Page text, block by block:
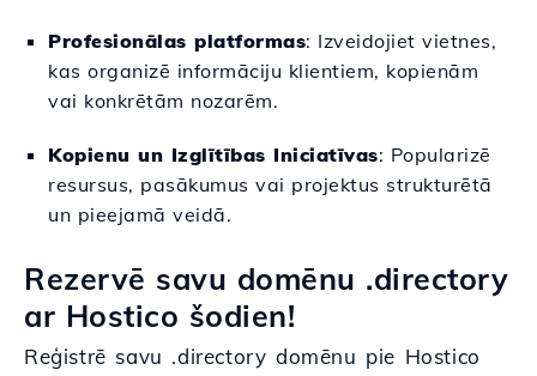
Profesionālas platformas: Izveidojiet vietnes,
kas organizē informāciju klientiem, kopienām
vai konkrētām nozarēm.
Kopienu un Izglītības Iniciatīvas: Popularizē
resursus, pasākumus vai projektus strukturētā
un pieejamā veidā.
Rezervē savu domēnu .directory
ar Hostico šodien!
Reģistrē savu .directory domēnu pie Hostico